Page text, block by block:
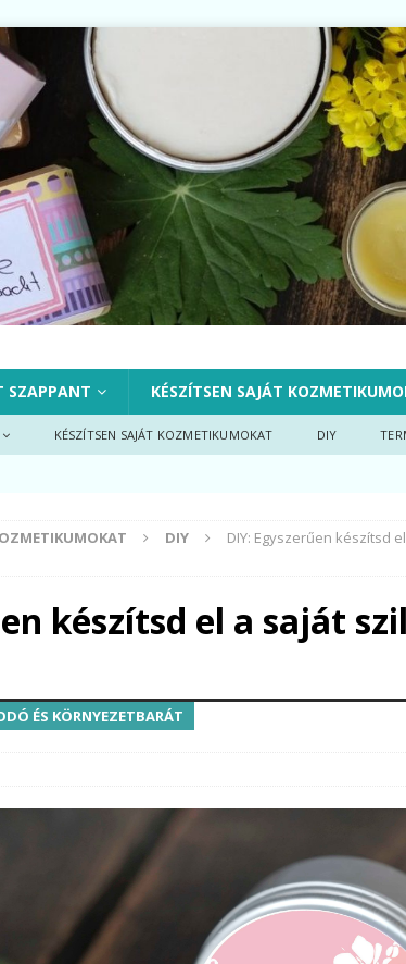
SZAPPANT KÉSZÍTSEN SAJÁT
KÉSZÍTSEN SAJÁT KOZMETIKUMOKAT DIY
DIY
DIY: Egyszerűen készítsd
készítsd el a saját
ÉS KÖRNYEZETBARÁT